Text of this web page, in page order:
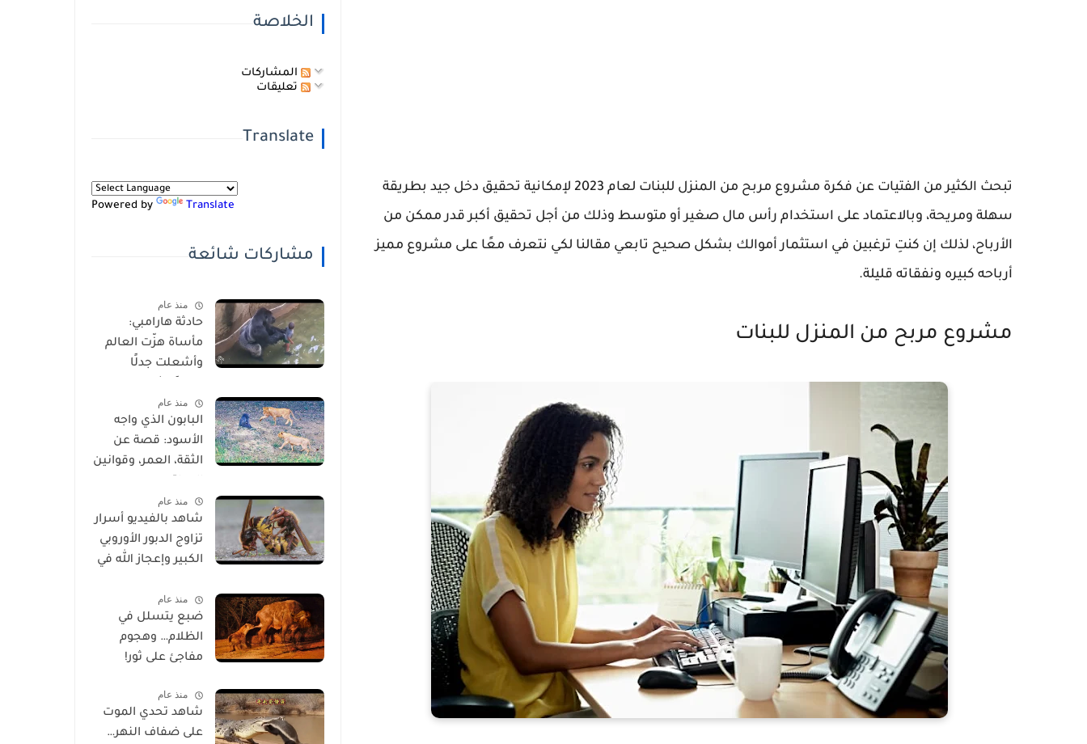
تبحث الكثير من الفتيات عن فكرة مشروع مربح من المنزل للبنات لعام 2023 لإمكانية تحقيق دخل جيد بطريقة
سهلة ومريحة، وبالاعتماد على استخدام رأس مال صغير أو متوسط وذلك من أجل تحقيق أكبر قدر ممكن من
الأرباح، لذلك إن كنتِ ترغبين في استثمار أموالك بشكل صحيح تابعي مقالنا لكي نتعرف معًا على مشروع مميز
أرباحه كبيره ونفقاته قليلة.
مشروع مربح من المنزل للبنات
الخلاصة
المشاركات
تعليقات
Translate
Powered by Translate
مشاركات شائعة
منذ عام
حادثة هارامبي:
مأساة هزّت العالم
وأشعلت جدلًا
بالفيديو
منذ عام
البابون الذي واجه
الأسود: قصة عن
الثقة، العمر، وقوانين
منذ عام
شاهد بالفيديو أسرار
تزاوج الدبور الأوروبي
الكبير وإعجاز الله في
منذ عام
ضبع يتسلل في
الظلام… وهجوم
مفاجئ على ثور!
منذ عام
شاهد تحدي الموت
على ضفاف النهر…